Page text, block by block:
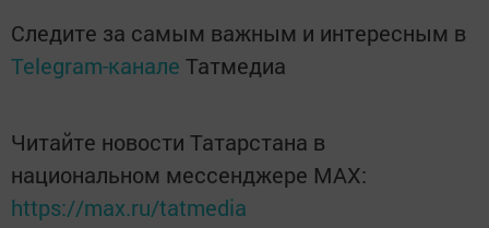
Следите за самым важным и интересным в
Telegram-канале Татмедиа
Читайте новости Татарстана в
национальном мессенджере MАХ:
https://max.ru/tatmedia